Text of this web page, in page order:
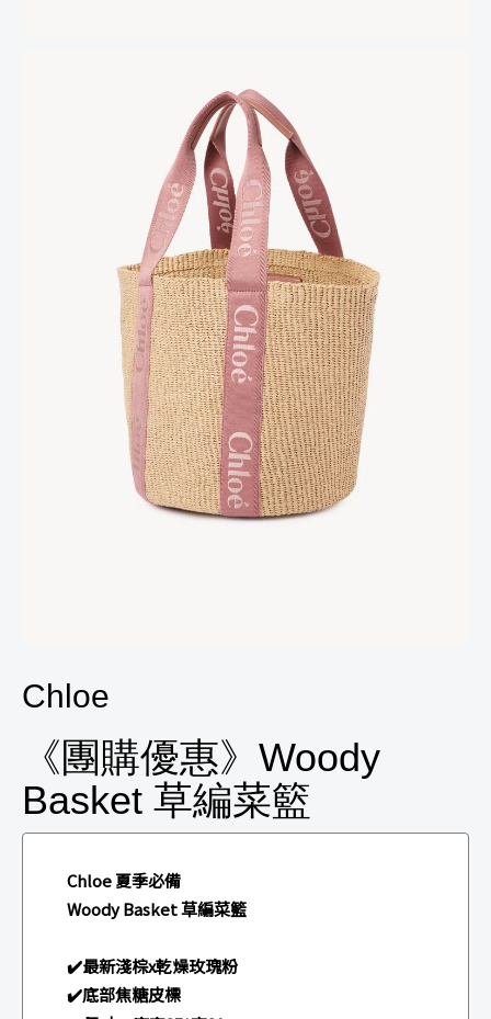
Chloe
《團購優惠》Woody
Basket 草編菜籃
Chloe 夏季必備
Woody Basket 草編菜籃
✔️最新淺棕x乾燥玫瑰粉
✔️底部焦糖皮標